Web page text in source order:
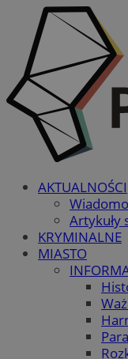
AKTUALNOŚCI
Artykuły
KRYMINALNE
MIASTO